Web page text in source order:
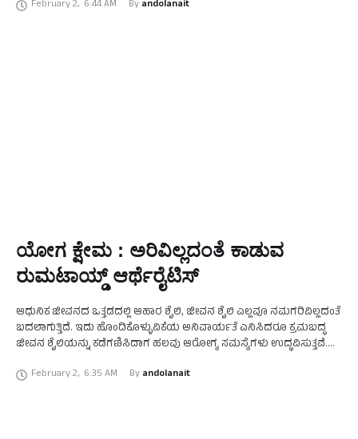
February 2, 6:44 AM By andolanait
ಯೋಗ ಕ್ಷೇಮ : ಅರಿವಿಲ್ಲದಂತೆ ಕಾಡುವ
ರುಮಟಾಯ್ಡ್ ಆರ್ಥೆರೈಟಿಸ್
ಆಧುನಿಕ ಜೀವನದ ಒತ್ತಡದಲ್ಲಿ ಆಹಾರ ಶೈಲಿ, ಜೀವನ ಶೈಲಿ ಎಲ್ಲವೂ ನಮಗರಿವಿಲ್ಲದಂತೆ
ಬದಲಾಗುತ್ತಿದೆ. ಇದು ಹೊಂದಿಕೊಳ್ಳುವಿಕೆಯ ಅನಿವಾರ್ಯತೆ ಎನಿಸಿದರೂ ಕ್ರಮಬದ್ಧ
ಜೀವನ ಶೈಲಿಯನ್ನು ಕಡೆಗಣಿಸಿದಾಗ ಹಲವು ಆರೋಗ್ಯ ಸಮಸ್ಯೆಗಳು ಉದ್ಭವಿಸುತ್ತವೆ.
February 2, 6:35 AM By andolanait